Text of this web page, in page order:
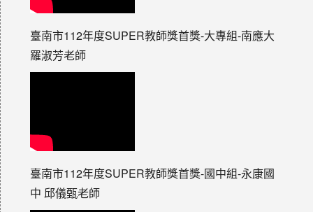
臺南市112年度SUPER教師獎首獎-大專組-南應大
羅淑芳老師
臺南市112年度SUPER教師獎首獎-國中組-永康國
中 邱儀甄老師